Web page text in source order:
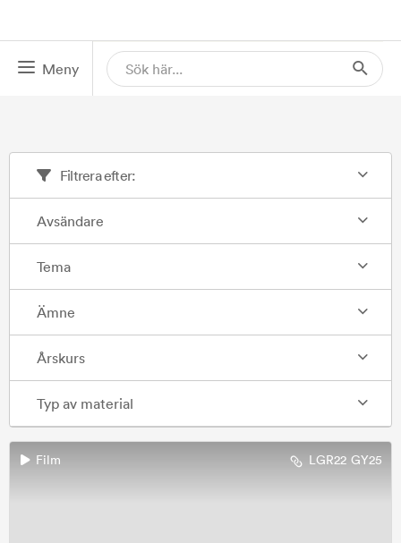
Meny
Filtrera efter:
Avsändare
Tema
Ämne
Årskurs
Typ av material
Film LGR22 GY25